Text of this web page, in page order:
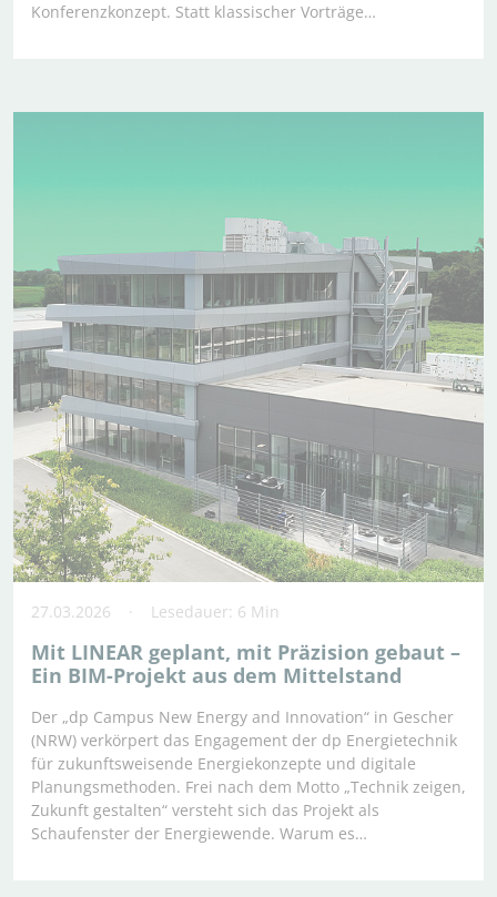
Konferenzkonzept. Statt klassischer Vorträge…
27.03.2026 Lesedauer: 6 Min
Mit LINEAR geplant, mit Präzision gebaut –
Ein BIM-Projekt aus dem Mittelstand
Der „dp Campus New Energy and Innovation“ in Gescher
(NRW) verkörpert das Engagement der dp Energietechnik
für zukunftsweisende Energiekonzepte und digitale
Planungsmethoden. Frei nach dem Motto „Technik zeigen,
Zukunft gestalten“ versteht sich das Projekt als
Schaufenster der Energiewende. Warum es…